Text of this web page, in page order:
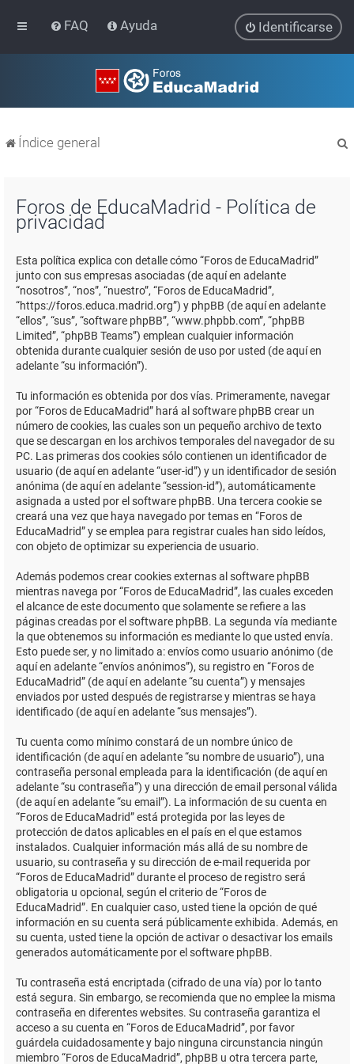
FAQ Ayuda Identificarse
Índice general
Foros de EducaMadrid - Política de
privacidad
Esta política explica con detalle cómo “Foros de EducaMadrid”
junto con sus empresas asociadas (de aquí en adelante
“nosotros”, “nos”, “nuestro”, “Foros de EducaMadrid”,
“https://foros.educa.madrid.org”) y phpBB (de aquí en adelante
“ellos”, “sus”, “software phpBB”, “www.phpbb.com”, “phpBB
Limited”, “phpBB Teams”) emplean cualquier información
obtenida durante cualquier sesión de uso por usted (de aquí en
adelante “su información”).
Tu información es obtenida por dos vías. Primeramente, navegar
por “Foros de EducaMadrid” hará al software phpBB crear un
número de cookies, las cuales son un pequeño archivo de texto
que se descargan en los archivos temporales del navegador de su
PC. Las primeras dos cookies sólo contienen un identificador de
usuario (de aquí en adelante “user-id”) y un identificador de sesión
anónima (de aquí en adelante “session-id”), automáticamente
asignada a usted por el software phpBB. Una tercera cookie se
creará una vez que haya navegado por temas en “Foros de
EducaMadrid” y se emplea para registrar cuales han sido leídos,
con objeto de optimizar su experiencia de usuario.
Además podemos crear cookies externas al software phpBB
mientras navega por “Foros de EducaMadrid”, las cuales exceden
el alcance de este documento que solamente se refiere a las
páginas creadas por el software phpBB. La segunda vía mediante
la que obtenemos su información es mediante lo que usted envía.
Esto puede ser, y no limitado a: envíos como usuario anónimo (de
aquí en adelante “envíos anónimos”), su registro en “Foros de
EducaMadrid” (de aquí en adelante “su cuenta”) y mensajes
enviados por usted después de registrarse y mientras se haya
identificado (de aquí en adelante “sus mensajes”).
Tu cuenta como mínimo constará de un nombre único de
identificación (de aquí en adelante “su nombre de usuario”), una
contraseña personal empleada para la identificación (de aquí en
adelante “su contraseña”) y una dirección de email personal válida
(de aquí en adelante “su email”). La información de su cuenta en
“Foros de EducaMadrid” está protegida por las leyes de
protección de datos aplicables en el país en el que estamos
instalados. Cualquier información más allá de su nombre de
usuario, su contraseña y su dirección de e-mail requerida por
“Foros de EducaMadrid” durante el proceso de registro será
obligatoria u opcional, según el criterio de “Foros de
EducaMadrid”. En cualquier caso, usted tiene la opción de qué
información en su cuenta será públicamente exhibida. Además, en
su cuenta, usted tiene la opción de activar o desactivar los emails
generados automáticamente por el software phpBB.
Tu contraseña está encriptada (cifrado de una vía) por lo tanto
está segura. Sin embargo, se recomienda que no emplee la misma
contraseña en diferentes websites. Su contraseña garantiza el
acceso a su cuenta en “Foros de EducaMadrid”, por favor
guárdela cuidadosamente y bajo ninguna circunstancia ningún
miembro “Foros de EducaMadrid”, phpBB u otra tercera parte,